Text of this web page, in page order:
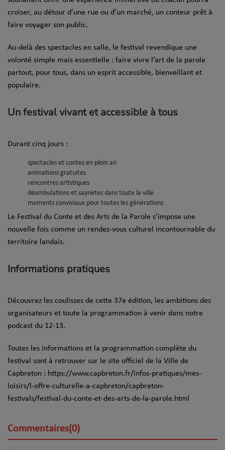
croiser, au détour d’une rue ou d’un marché, un conteur prêt à
faire voyager son public.
Au-delà des spectacles en salle, le festival revendique une
volonté simple mais essentielle : faire vivre l’art de la parole
partout, pour tous, dans un esprit accessible, bienveillant et
populaire.
Un festival vivant et accessible à tous
Durant cinq jours :
spectacles et contes en plein air
animations gratuites
rencontres artistiques
déambulations et saynètes dans toute la ville
moments conviviaux pour toutes les générations
Le Festival du Conte et des Arts de la Parole s’impose une
nouvelle fois comme un rendez-vous culturel incontournable du
territoire landais.
Informations pratiques
Découvrez les coulisses de cette 37e édition, les ambitions des
organisateurs et toute la programmation à venir dans notre
podcast du 12-13.
Toutes les informations et la programmation complète du
festival sont à retrouver sur le site officiel de la Ville de
Capbreton : https://www.capbreton.fr/infos-pratiques/mes-
loisirs/l-offre-culturelle-a-capbreton/capbreton-
festivals/festival-du-conte-et-des-arts-de-la-parole.html
Commentaires(0)